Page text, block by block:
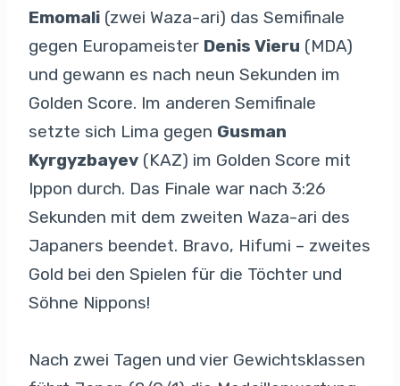
Emomali (zwei Waza-ari) das Semifinale
gegen Europameister Denis Vieru (MDA)
und gewann es nach neun Sekunden im
Golden Score. Im anderen Semifinale
setzte sich Lima gegen Gusman
Kyrgyzbayev (KAZ) im Golden Score mit
Ippon durch. Das Finale war nach 3:26
Sekunden mit dem zweiten Waza-ari des
Japaners beendet. Bravo, Hifumi – zweites
Gold bei den Spielen für die Töchter und
Söhne Nippons!
Nach zwei Tagen und vier Gewichtsklassen